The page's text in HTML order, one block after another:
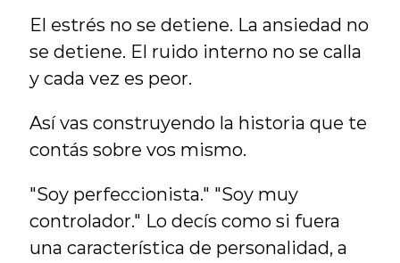
El estrés no se detiene. La ansiedad no
se detiene. El ruido interno no se calla
y cada vez es peor.
Así vas construyendo la historia que te
contás sobre vos mismo.
"Soy perfeccionista." "Soy muy
controlador." Lo decís como si fuera
una característica de personalidad, a